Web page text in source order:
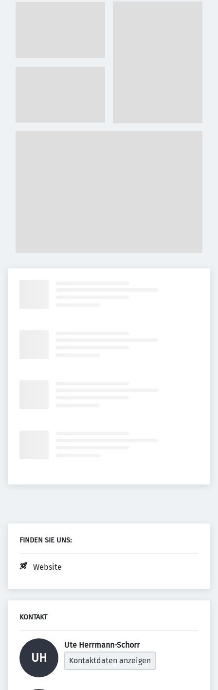
FINDEN SIE UNS:
Website
KONTAKT
UH
Ute Herrmann-Schorr
Kontaktdaten anzeigen